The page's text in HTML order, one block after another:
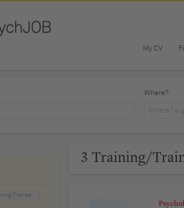
My CV
Where?
3 Training/
Trainee